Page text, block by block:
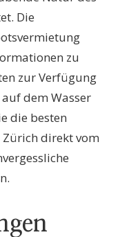
Die
zu
zur Verfügung
dem Wasser
die besten
direkt vom